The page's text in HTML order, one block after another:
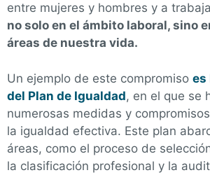
entre mujeres y hombres y a
no solo en el ámbito laboral, sino
áreas de nuestra vida.
Un ejemplo de este compromiso es
del Plan de Igualdad, en el que se
numerosas medidas y
la igualdad efectiva. Este plan
áreas, como el proceso de
la clasificación profesional y la